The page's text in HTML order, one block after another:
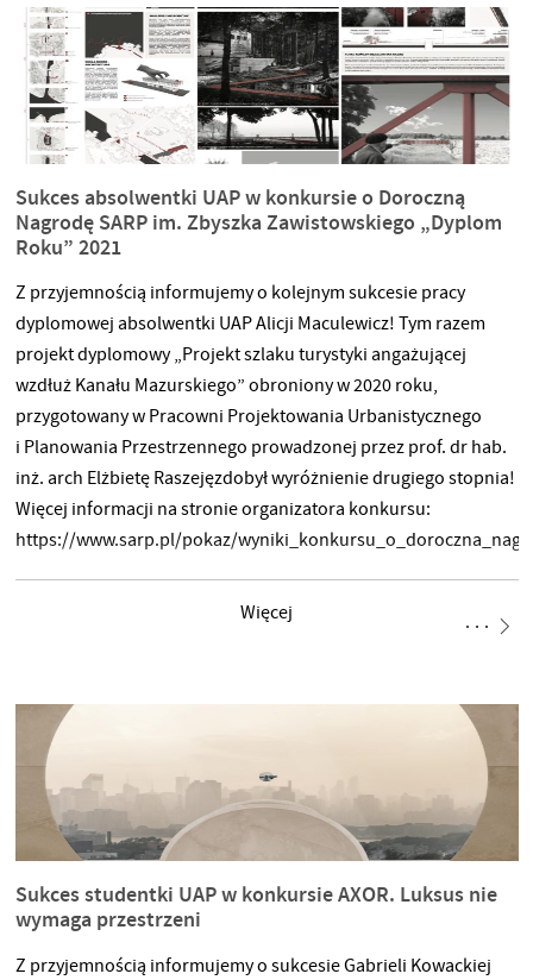
Sukces absolwentki UAP w konkursie o Doroczną
Nagrodę SARP im. Zbyszka Zawistowskiego „Dyplom
Roku” 2021
Z przyjemnością informujemy o kolejnym sukcesie pracy
dyplomowej absolwentki UAP Alicji Maculewicz! Tym razem
projekt dyplomowy „Projekt szlaku turystyki angażującej
wzdłuż Kanału Mazurskiego” obroniony w 2020 roku,
przygotowany w Pracowni Projektowania Urbanistycznego
i Planowania Przestrzennego prowadzonej przez prof. dr hab.
inż. arch Elżbietę Raszejęzdobył wyróżnienie drugiego stopnia!
Więcej informacji na stronie organizatora konkursu:
https://www.sarp.pl/pokaz/
Więcej
Sukces studentki UAP w konkursie AXOR. Luksus nie
wymaga przestrzeni
Z przyjemnością informujemy o sukcesie Gabrieli Kowackiej